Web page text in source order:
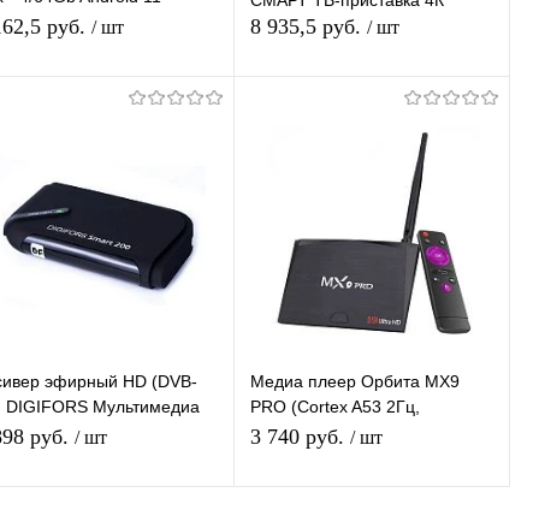
Smart tv IPTV
руб. / шт
Купить в 1
сравнению
В избранное Под заказ
8 935,5 руб. / шт
К
сравнению
В избранное В наличии
эфирный HD (DVB-
DIGIFORS Мультимедиа
DIGIFORS
руб. / шт
Медиа плеер Орбита MX9
PRO (Cortex A53 2Гц,
Android7,1, 2Гб, Flash 16ГБ,
3 740 руб. / шт